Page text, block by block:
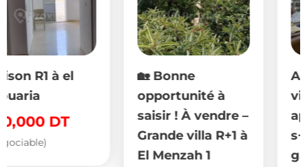
🏡 Bonne
opportunité à
saisir ! À vendre –
Grande villa R+1 à
A vendre une
villa s+3 avec 2
appartements
s+2, studio s+1,
garage (capacité